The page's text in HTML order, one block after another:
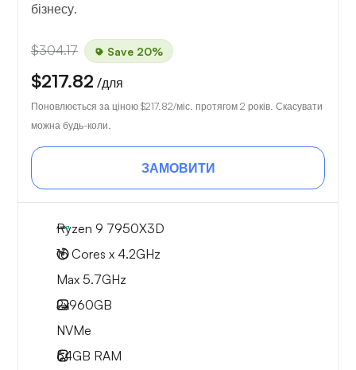
бізнесу.
$304.17 Save 20%
$217.82 /для
Поновлюється за ціною $217.82/міс. протягом 2 років. Скасувати
можна будь-коли.
ЗАМОВИТИ
Ryzen 9 7950X3D
16 Cores x 4.2GHz
Max 5.7GHz
2x960GB
NVMe
64GB RAM